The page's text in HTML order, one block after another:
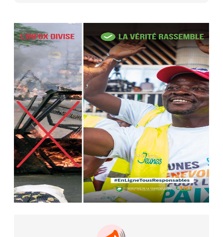
Camara tué lors d’attaques...
22 avr. 2026, 16:41
Des bureaux ravagés dans un
incendie survenu à la mairie...
AIP
10 avr. 2026, 09:48
Nommé Médiateur de la
République, Gaoussou Touré prend
officiellement fonction
AIP
13 mars 2026, 10:43
Nécrologie : décès de Guillaume
Houphouët-Boigny, fils du Père
fondateur...
12ᵉ Congrès ordinaire de l’UNJCI: la